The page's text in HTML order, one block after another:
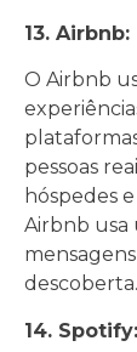
13.
O Airbnb
pessoas
hóspedes
Airbnb usa
descoberta.
14.